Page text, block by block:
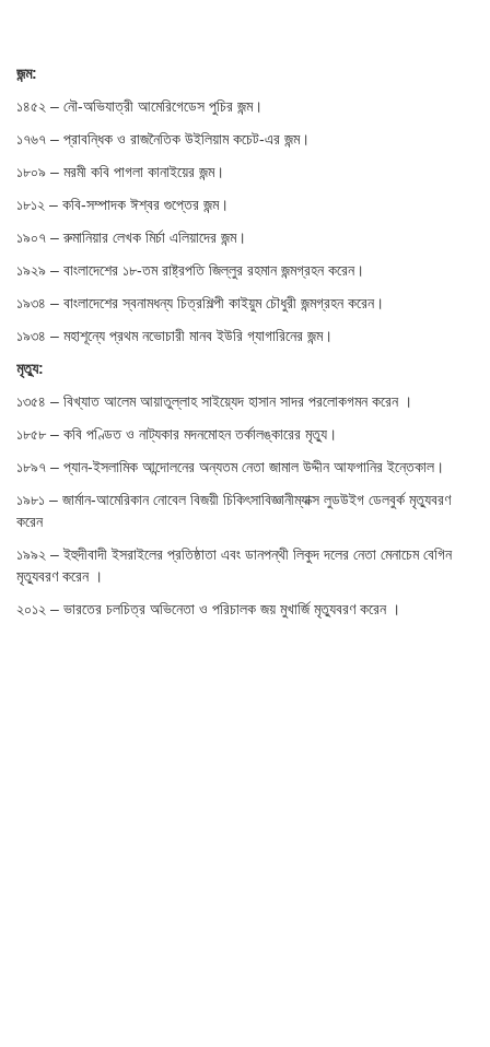
জন্ম:
১৪৫২ – নৌ-অভিযাত্রী আমেরিগেডেস পুচির জন্ম।
১৭৬৭ – প্রাবন্ধিক ও রাজনৈতিক উইলিয়াম কচেট-এর জন্ম।
১৮০৯ – মরমী কবি পাগলা কানাইয়ের জন্ম।
১৮১২ – কবি-সম্পাদক ঈশ্বর গুপ্তের জন্ম।
১৯০৭ – রুমানিয়ার লেখক মির্চা এলিয়াদের জন্ম।
১৯২৯ – বাংলাদেশের ১৮-তম রাষ্ট্রপতি জিল্লুর রহমান জন্মগ্রহন করেন।
১৯৩৪ – বাংলাদেশের স্বনামধন্য চিত্রশিল্পী কাইয়ুম চৌধুরী জন্মগ্রহন করেন।
১৯৩৪ – মহাশূন্যে প্রথম নভোচারী মানব ইউরি গ্যাগারিনের জন্ম।
মৃত্যু:
১৩৫৪ – বিখ্যাত আলেম আয়াতুল্লাহ সাইয়্যেদ হাসান সাদর পরলোকগমন করেন ।
১৮৫৮ – কবি পণ্ডিত ও নাট্যকার মদনমোহন তর্কালঙ্কারের মৃত্যু।
১৮৯৭ – প্যান-ইসলামিক আন্দোলনের অন্যতম নেতা জামাল উদ্দীন আফগানির ইন্তেকাল।
১৯৮১ – জার্মান-আমেরিকান নোবেল বিজয়ী চিকিৎসাবিজ্ঞানীম্যাক্স লুডউইগ ডেলবুর্ক মৃত্যুবরণ
করেন
১৯৯২ – ইহুদীবাদী ইসরাইলের প্রতিষ্ঠাতা এবং ডানপন্থী লিকুদ দলের নেতা মেনাচেম বেগিন
মৃত্যুবরণ করেন ।
২০১২ – ভারতের চলচিত্র অভিনেতা ও পরিচালক জয় মুখার্জি মৃত্যুবরণ করেন ।